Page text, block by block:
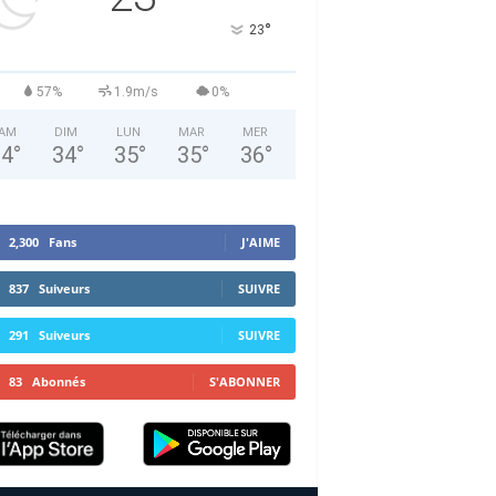
23°
57% 1.9m/s 0%
°
DIM
34°
LUN
35°
MAR
35°
MER
36°
2,300 Fans J'AIME
837 Suiveurs SUIVRE
291 Suiveurs SUIVRE
83 Abonnés S'ABONNER